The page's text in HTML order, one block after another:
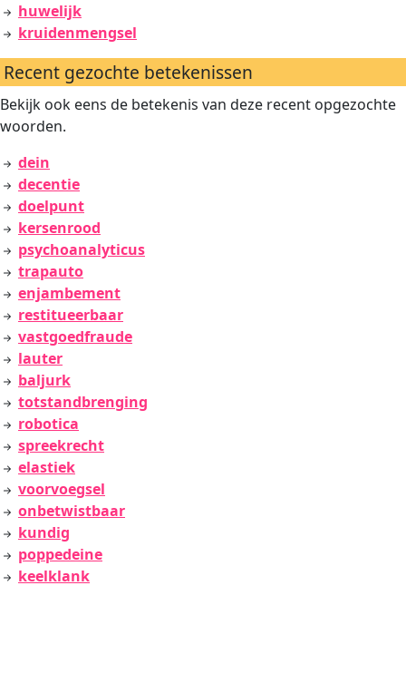
huwelijk
kruidenmengsel
Recent gezochte betekenissen
Bekijk ook eens de betekenis van deze recent opgezochte
woorden.
dein
decentie
doelpunt
kersenrood
psychoanalyticus
trapauto
enjambement
restitueerbaar
vastgoedfraude
lauter
baljurk
totstandbrenging
robotica
spreekrecht
elastiek
voorvoegsel
onbetwistbaar
kundig
poppedeine
keelklank